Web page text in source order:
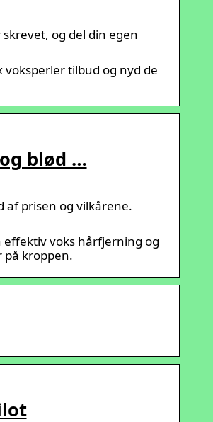
og del din egen
tilbud og nyd de
blød …
af prisen og vilkårene.
effektiv voks hårfjerning og
på kroppen.